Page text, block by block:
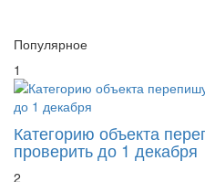
Популярное
1
Категорию объекта
проверить до 1 декабря
2